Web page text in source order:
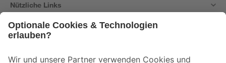
Nützliche Links
Der toom Newsletter: Keine Angebote und Aktionen mehr verpassen!